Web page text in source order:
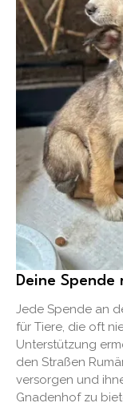
Deine
Jede Spende an
für Tiere, die oft
Unterstützung
den Straßen
versorgen und
Gnadenhof zu